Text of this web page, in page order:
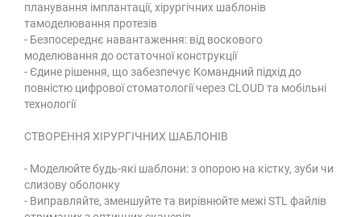
планування імплантації, хірургічних шаблонів
тамоделювання протезів
- Безпосереднє навантаження: від воскового
моделювання до остаточної конструкції
- Єдине рішення, що забезпечує Командний підхід до
повністю цифрової стоматології через СLOUD та мобільні
технології
СТВОРЕННЯ ХІРУРГІЧНИХ ШАБЛОНІВ
- Моделюйте будь-які шаблони: з опорою на кістку, зуби чи
слизову оболонку
- Виправляйте, зменшуйте та вирівнюйте межі STL файлів